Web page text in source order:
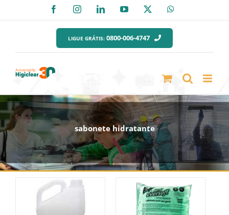
para
FacebookInstagramLinkedInYouTube
LIGUE GRÁTIS: 0800-006-4747
sabonete hidratante